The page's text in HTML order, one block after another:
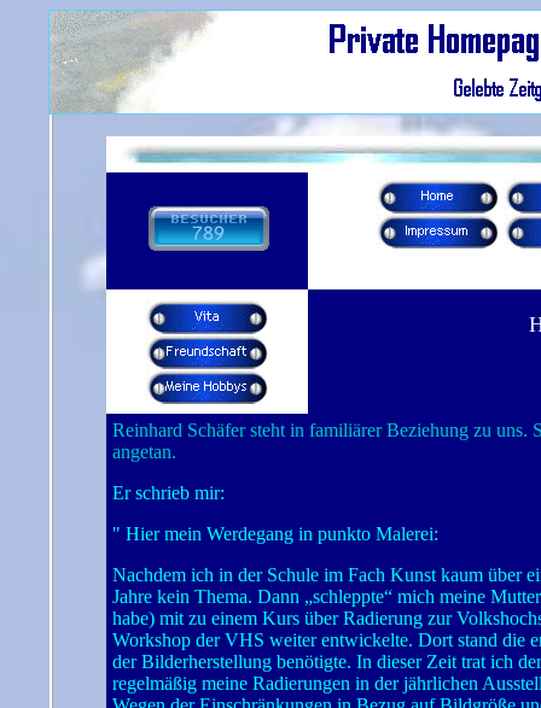
Reinhard Schäfer steht in familiärer Beziehung zu uns.
angetan.
Er schrieb mir:
" Hier mein Werdegang in punkto Malerei:
Nachdem ich in der Schule im Fach Kunst kaum über
Jahre kein Thema. Dann „schleppte“ mich meine
habe) mit zu einem Kurs über Radierung zur
Workshop der VHS weiter entwickelte. Dort stand die
der Bilderherstellung benötigte. In dieser Zeit trat ich
regelmäßig meine Radierungen in der jährlichen